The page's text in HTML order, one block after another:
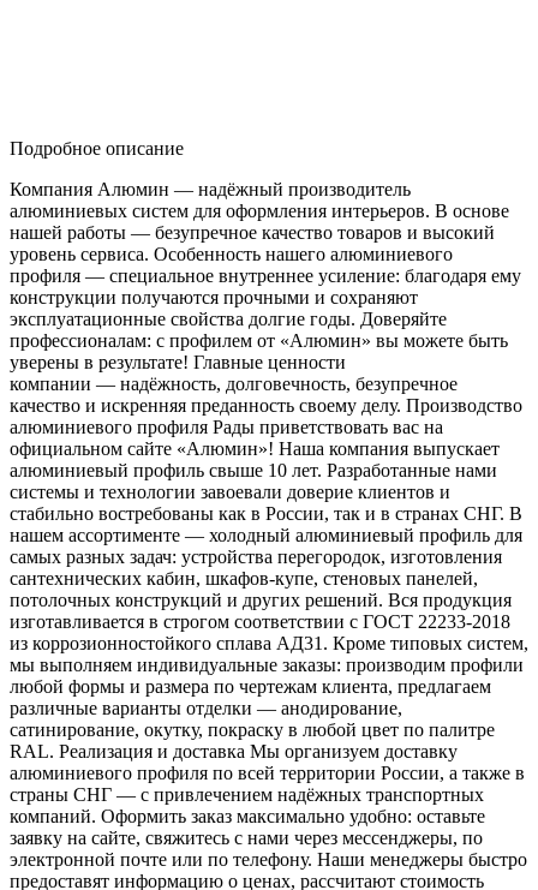
Подробное описание
Компания Алюмин — надёжный производитель
алюминиевых систем для оформления интерьеров. В основе
нашей работы — безупречное качество товаров и высокий
уровень сервиса. Особенность нашего алюминиевого
профиля — специальное внутреннее усиление: благодаря ему
конструкции получаются прочными и сохраняют
эксплуатационные свойства долгие годы. Доверяйте
профессионалам: с профилем от «Алюмин» вы можете быть
уверены в результате! Главные ценности
компании — надёжность, долговечность, безупречное
качество и искренняя преданность своему делу. Производство
алюминиевого профиля Рады приветствовать вас на
официальном сайте «Алюмин»! Наша компания выпускает
алюминиевый профиль свыше 10 лет. Разработанные нами
системы и технологии завоевали доверие клиентов и
стабильно востребованы как в России, так и в странах СНГ. В
нашем ассортименте — холодный алюминиевый профиль для
самых разных задач: устройства перегородок, изготовления
сантехнических кабин, шкафов‑купе, стеновых панелей,
потолочных конструкций и других решений. Вся продукция
изготавливается в строгом соответствии с ГОСТ 22233‑2018
из коррозионностойкого сплава АД31. Кроме типовых систем,
мы выполняем индивидуальные заказы: производим профили
любой формы и размера по чертежам клиента, предлагаем
различные варианты отделки — анодирование,
сатинирование, окутку, покраску в любой цвет по палитре
RAL. Реализация и доставка Мы организуем доставку
алюминиевого профиля по всей территории России, а также в
страны СНГ — с привлечением надёжных транспортных
компаний. Оформить заказ максимально удобно: оставьте
заявку на сайте, свяжитесь с нами через мессенджеры, по
электронной почте или по телефону. Наши менеджеры быстро
предоставят информацию о ценах, рассчитают стоимость